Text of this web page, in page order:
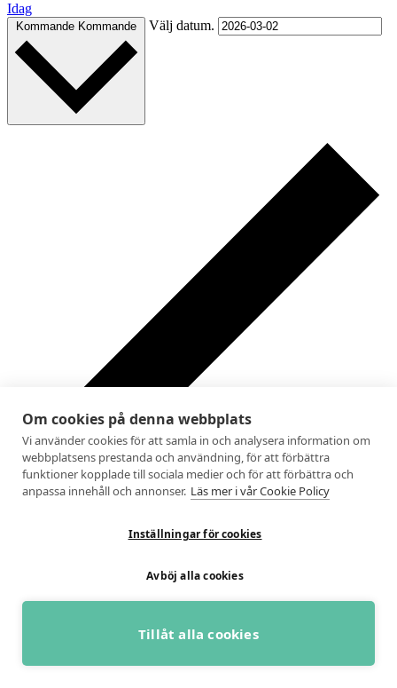
Om cookies på denna webbplats
Vi använder cookies för att samla in och analysera information om
webbplatsens prestanda och användning, för att förbättra
funktioner kopplade till sociala medier och för att förbättra och
anpassa innehåll och annonser. Läs mer i vår Cookie Policy
Inställningar för cookies
Avböj alla cookies
Tillåt alla cookies
Idag
Kommande Kommande Välj datum.